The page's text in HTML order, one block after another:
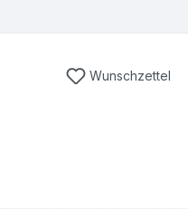
Du hast 0
Wunschzettel